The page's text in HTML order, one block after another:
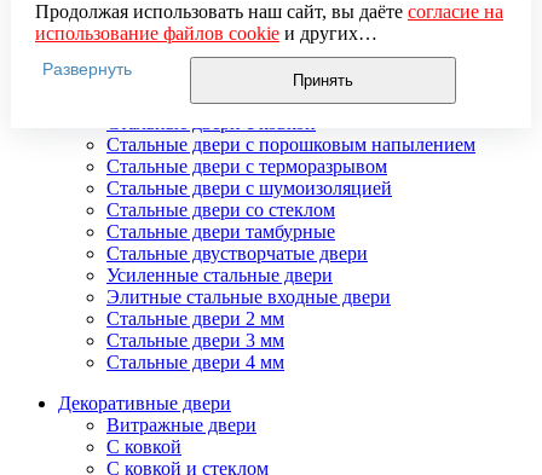
Стальные двери в подъезд
Стальные двери внутреннего открывания
Стальные двери массив
Стальные двери мдф
Стальные двери с зеркалом
Стальные двери с порошковым напылением
Стальные двери с терморазрывом
Стальные двери с шумоизоляцией
Стальные двери со стеклом
Стальные двери тамбурные
Стальные двустворчатые двери
Усиленные стальные двери
Элитные стальные входные двери
Стальные двери 2 мм
Стальные двери 3 мм
Стальные двери 4 мм
Декоративные двери
Витражные двери
С ковкой
С ковкой и стеклом
Продолжая использовать наш сайт, вы даёте согласие на
использование файлов cookieи других
пользовательских данных (включая IP-адрес, сведения о
местоположении, устройстве, действиях на сайте и т. п.)
для функционирования сайта, проведения
использования систем аналитики (например,
Яндекс.Метрика), в соответствии с нашей
обработки персональных данных.
Если вы не хотите, чтобы ваши данные обрабатывались,
настройте ограничения в браузере или покиньте сайт.
Развернуть
Принять